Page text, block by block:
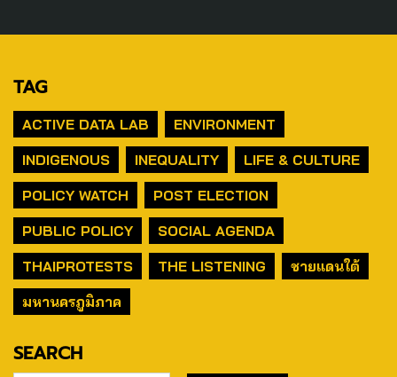
TAG
ACTIVE DATA LAB
ENVIRONMENT
INDIGENOUS
INEQUALITY
LIFE & CULTURE
POLICY WATCH
POST ELECTION
PUBLIC POLICY
SOCIAL AGENDA
THAIPROTESTS
THE LISTENING
ชายแดนใต้
มหานครภูมิภาค
SEARCH